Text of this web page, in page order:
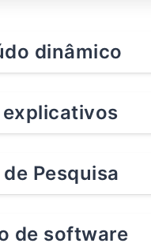
dinâmico
Pesquisa
de software